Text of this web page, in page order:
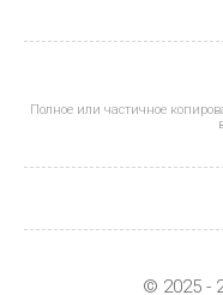
Полное или частичное
© 2025 -